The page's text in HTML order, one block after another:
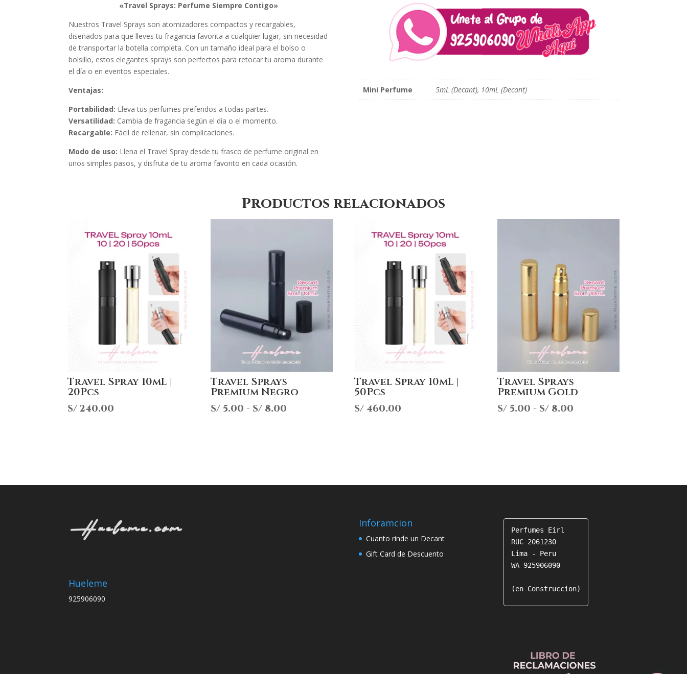
«Travel Sprays: Perfume Siempre Contigo»
Nuestros Travel Sprays son atomizadores compactos y recargables,
diseñados para que lleves tu fragancia favorita a cualquier lugar, sin necesidad
de transportar la botella completa. Con un tamaño ideal para el bolso o
bolsillo, estos elegantes sprays son perfectos para retocar tu aroma durante
el día o en eventos especiales.
Ventajas:
Portabilidad: Lleva tus perfumes preferidos a todas partes.
Versatilidad: Cambia de fragancia según el día o el momento.
Recargable: Fácil de rellenar, sin complicaciones.
Modo de uso: Llena el Travel Spray desde tu frasco de perfume original en
unos simples pasos, y disfruta de tu aroma favorito en cada ocasión.
Mini Perfume 5mL (Decant), 10mL (Decant)
Productos relacionados
Travel Spray 10mL |
20Pcs
S/ 240.00
Travel Sprays
Premium Negro
S/ 5.00 - S/ 8.00
S/ 8.00
Travel Spray 10mL |
50Pcs
S/460.00
Travel Sprays
Premium Gold
S/5.00 - S/8.00Rango
S/ 8.00
Hueleme
925906090
Inforamcion
Cuanto rinde un Decant
Gift Card de Descuento
Perfumes Eirl
RUC 2061230
Lima - Peru
WA 925906090
(en Construccion)